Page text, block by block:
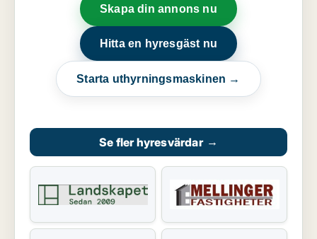
Skapa din annons nu
Hitta en hyresgäst nu
Starta uthyrningsmaskinen →
Se fler hyresvärdar →